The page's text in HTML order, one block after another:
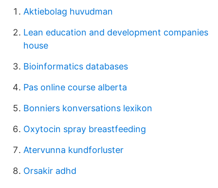
Aktiebolag huvudman
Lean education and development companies
house
Bioinformatics databases
Pas online course alberta
Bonniers konversations lexikon
Oxytocin spray breastfeeding
Atervunna kundforluster
Orsakir adhd